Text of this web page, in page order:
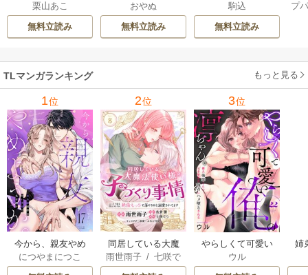
った。～理性爆散
した幼馴染のわか
らせＨ 12巻
栗山あこ
無料立読み
たち【forcs edite
d】 43-44巻
おやぬ
無料立読み
カースト上位な男
の、10年越しの激
愛 23巻
駒込
無料立読み
ク
プ
TLマンガランキング もっと見る
1位
今から、親友やめ
ようか。～腐れ縁
同僚は甘い快楽で
につやまにつこ
2位
同居している大魔
法使い様の子づく
り事情 こっそり家
雨世雨子 /七咲で
佐倉響 /
3位
やらしくて可愛い
俺の凛ちゃん。～
隣人後輩くんのイ
ウル
姉